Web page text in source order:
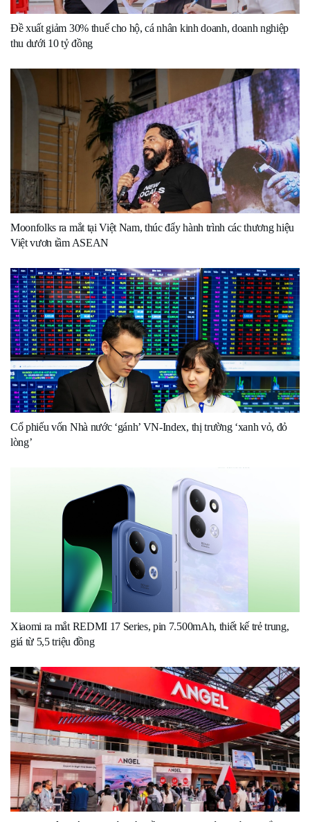
Đề xuất giảm 30% thuế cho hộ, cá nhân kinh doanh, doanh nghiệp
thu dưới 10 tỷ đồng
Moonfolks ra mắt tại Việt Nam, thúc đẩy hành trình các thương hiệu
Việt vươn tầm ASEAN
Cổ phiếu vốn Nhà nước ‘gánh’ VN-Index, thị trường ‘xanh vỏ, đỏ
lòng’
Xiaomi ra mắt REDMI 17 Series, pin 7.500mAh, thiết kế trẻ trung,
giá từ 5,5 triệu đồng